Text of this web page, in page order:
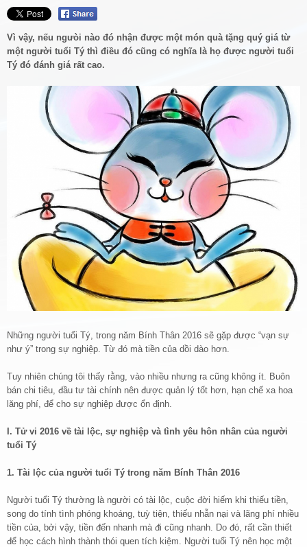
Vì vậy, nếu ngưòi nào đó nhận được một món quà tặng quý giá từ
một người tuổi Tý thì điều đó cũng có nghĩa là họ được người tuổi
Tý đó đánh giá rất cao.
Những người tuổi Tý, trong năm Bính Thân 2016 sẽ gặp được “vạn sự
như ý” trong sự nghiệp. Từ đó mà tiền của dồi dào hơn.
Tuy nhiên chúng tôi thấy rằng, vào nhiều nhưng ra cũng không ít. Buôn
bán chi tiêu, đầu tư tài chính nên được quản lý tốt hơn, hạn chế xa hoa
lăng phí, để cho sự nghiệp được ổn định.
I. Tử vi 2016 về tài lộc, sự nghiệp và tình yêu hôn nhân của người
tuổi Tý
1. Tài lộc của người tuổi Tý trong năm Bính Thân 2016
Người tuổi Tý thường là người có tài lộc, cuộc đời hiếm khi thiếu tiền,
song do tính tình phóng khoáng, tuỳ tiện, thiếu nhẫn nại và lãng phí nhiều
tiền của, bởi vậy, tiền đến nhanh mà đi cũng nhanh. Do đó, rất cần thiết
để học cách hình thành thói quen tích kiệm. Người tuổi Tý nên học một